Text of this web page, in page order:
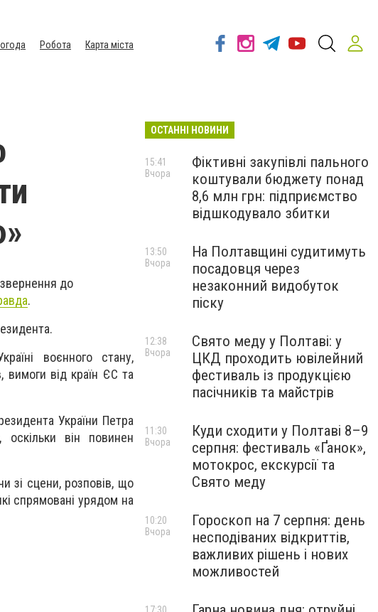
Робота
Карта міста
до
.
воєнного стану,
вимоги від країн ЄС та
України Петра
він повинен
зі сцени, розповів, що
спрямовані урядом на
ОСТАННІ НОВИНИ
Фіктивні закупівлі пального
коштували бюджету понад
8,6 млн грн: підприємство
відшкодувало збитки
15:41
Вчора
На Полтавщині судитимуть
посадовця через
незаконний видобуток
піску
13:50
Вчора
Свято меду у Полтаві: у
ЦКД проходить ювілейний
фестиваль із продукцією
пасічників та майстрів
12:38
Вчора
Куди сходити у Полтаві 8–9
серпня: фестиваль «Ґанок»,
мотокрос, екскурсії та
Свято меду
11:30
Вчора
Гороскоп на 7 серпня: день
несподіваних відкриттів,
важливих рішень і нових
можливостей
10:20
Вчора